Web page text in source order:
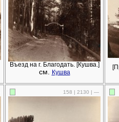
Въезд на г. Благодать. [Кушва.]
см. Кушва
158 | 2130 | —